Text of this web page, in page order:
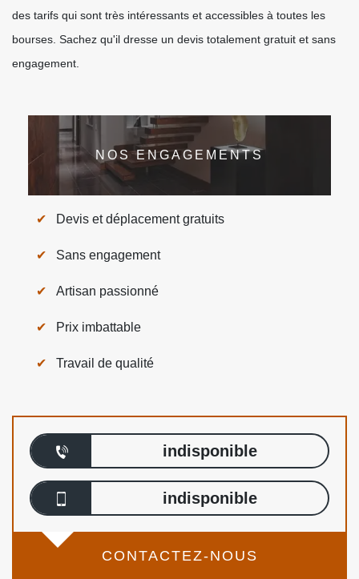
des tarifs qui sont très intéressants et accessibles à toutes les
bourses. Sachez qu'il dresse un devis totalement gratuit et sans
engagement.
NOS ENGAGEMENTS
Devis et déplacement gratuits
Sans engagement
Artisan passionné
Prix imbattable
Travail de qualité
indisponible
indisponible
CONTACTEZ-NOUS